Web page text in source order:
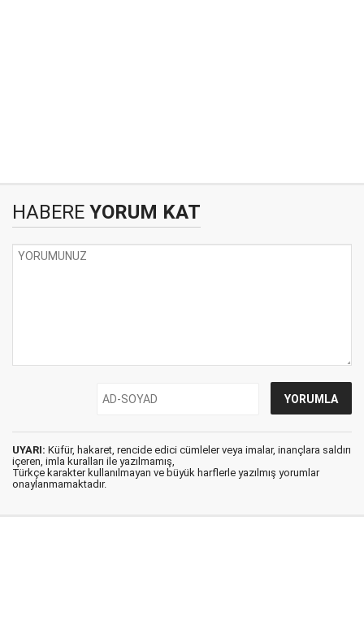
HABERE YORUM KAT
UYARI: Küfür, hakaret, rencide edici cümleler veya imalar, inançlara saldırı
içeren, imla kuralları ile yazılmamış,
Türkçe karakter kullanılmayan ve büyük harflerle yazılmış yorumlar
onaylanmamaktadır.